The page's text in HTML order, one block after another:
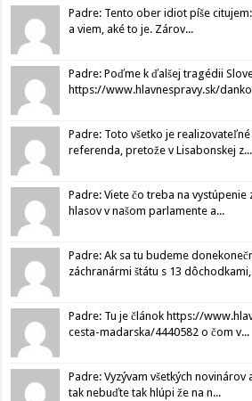
Padre: Tento ober idiot píše
a viem, aké to je. Zárov...
Padre: Poďme k ďalšej tragédii
https://www.hlavnespravy.sk/
Padre: Toto všetko je
referenda, pretože v Lisabonskej z...
Padre: Viete čo treba na vystúpenie
hlasov v našom parlamente a...
Padre: Ak sa tu budeme
záchranármi štátu s 13
Padre: Tu je článok https://
cesta-madarska/4440582 o čom v...
Padre: Vyzývam všetkých novinárov
tak nebuďte tak hlúpi že na n...